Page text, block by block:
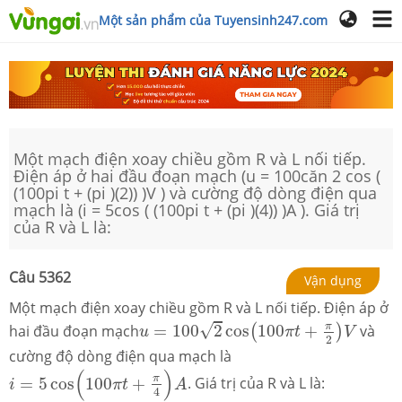
Một sản phẩm của Tuyensinh247.com
Một mạch điện xoay chiều gồm R và L nối tiếp.
Điện áp ở hai đầu đoạn mạch (u = 100căn 2 cos (
(100pi t + (pi )(2)) )V ) và cường độ dòng điện qua
mạch là (i = 5cos ( (100pi t + (pi )(4)) )A ). Giá trị
của R và L là:
Câu 5362 Vận dụng
Một mạch điện xoay chiều gồm R và L nối tiếp. Điện áp ở
hai đầu đoạn mạchu = 100√2cos(100πt + π
2 ) V
u =1002cos(100πt+ π2)V
và
cường độ dòng điện qua mạch là
i = 5cos(100πt + π
4 ) A
i=5cos(100πt+π4) A
. Giá trị của R và L là: